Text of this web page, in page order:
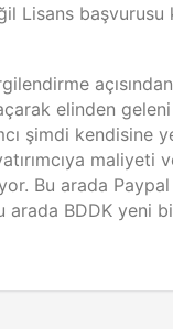
Lisans başvurusu
elinden geleni
şimdi kendisine
maliyeti
Bu arada
BDDK yeni